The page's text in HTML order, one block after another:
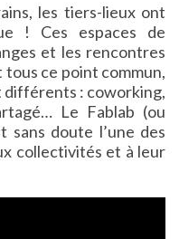
les tiers-lieux ont
! Ces espaces de
et les rencontres
tous ce point commun,
différents : coworking,
Le Fablab (ou
sans doute l’une des
collectivités et à leur